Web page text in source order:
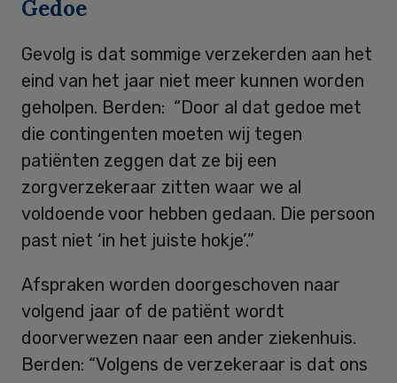
Gedoe
Gevolg is dat sommige verzekerden aan het
eind van het jaar niet meer kunnen worden
geholpen. Berden: “Door al dat gedoe met
die contingenten moeten wij tegen
patiënten zeggen dat ze bij een
zorgverzekeraar zitten waar we al
voldoende voor hebben gedaan. Die persoon
past niet ‘in het juiste hokje’.”
Afspraken worden doorgeschoven naar
volgend jaar of de patiënt wordt
doorverwezen naar een ander ziekenhuis.
Berden: “Volgens de verzekeraar is dat ons